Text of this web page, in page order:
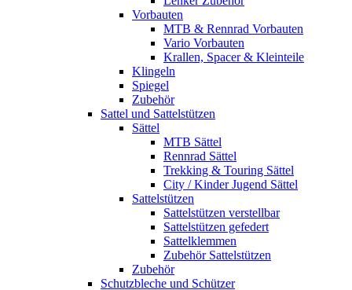
Vorbauten
MTB & Rennrad Vorbauten
Vario Vorbauten
Krallen, Spacer & Kleinteile
Klingeln
Spiegel
Zubehör
Sattel und Sattelstützen
Sättel
MTB Sättel
Rennrad Sättel
Trekking & Touring Sättel
City / Kinder Jugend Sättel
Sattelstützen
Sattelstützen verstellbar
Sattelstützen gefedert
Sattelklemmen
Zubehör Sattelstützen
Zubehör
Schutzbleche und Schützer